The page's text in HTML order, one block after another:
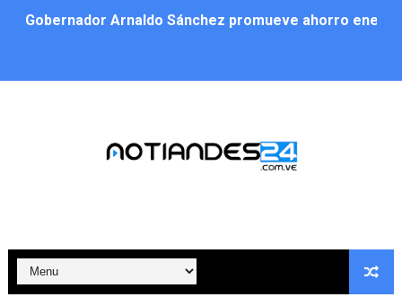
Gobernador Arnaldo Sánchez promueve ahorro
Cuerpos de Seguridad activaron operativos
Alcaldía de Libertador impulsa el Plan Ofensiva